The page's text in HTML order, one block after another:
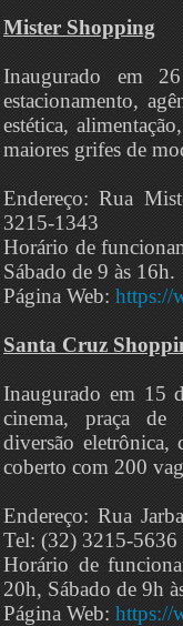
Mister Shopping
Inaugurado em
estacionamento,
estética,
maiores grifes de
Endereço: Rua
3215-1343
Horário de
Sábado de 9 às 16h.
Página Web: https://
Santa Cruz
Inaugurado em 15
cinema, praça de
diversão eletrônica,
coberto com 200
Endereço: Rua
Tel: (32) 3215-5636
Horário de
20h, Sábado de 9h
Página Web: https://